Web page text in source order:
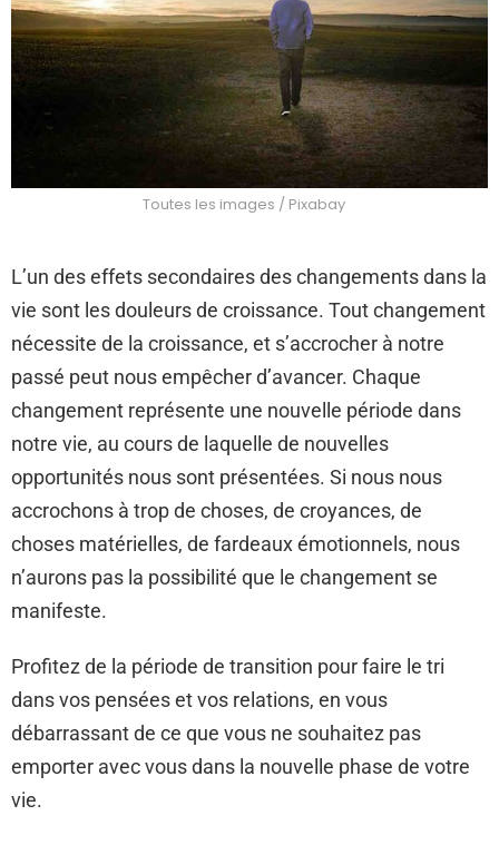
Toutes les images / Pixabay
L’un des effets secondaires des changements dans la
vie sont les douleurs de croissance. Tout changement
nécessite de la croissance, et s’accrocher à notre
passé peut nous empêcher d’avancer. Chaque
changement représente une nouvelle période dans
notre vie, au cours de laquelle de nouvelles
opportunités nous sont présentées. Si nous nous
accrochons à trop de choses, de croyances, de
choses matérielles, de fardeaux émotionnels, nous
n’aurons pas la possibilité que le changement se
manifeste.
Profitez de la période de transition pour faire le tri
dans vos pensées et vos relations, en vous
débarrassant de ce que vous ne souhaitez pas
emporter avec vous dans la nouvelle phase de votre
vie.